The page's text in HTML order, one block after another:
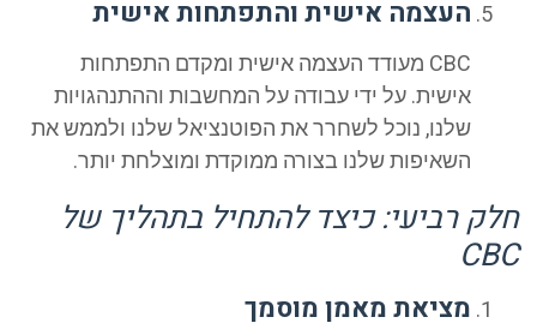
העצמה אישית והתפתחות אישית
CBC מעודד העצמה אישית ומקדם התפתחות
אישית. על ידי עבודה על המחשבות וההתנהגויות
שלנו, נוכל לשחרר את הפוטנציאל שלנו ולממש את
השאיפות שלנו בצורה ממוקדת ומוצלחת יותר.
רביעי: כיצד להתחיל בתהליך של
מציאת מאמן מוסמך